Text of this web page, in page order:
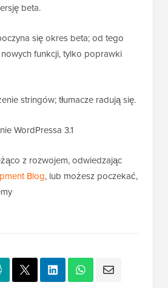
beta.
się okres beta; od tego
funkcji, tylko poprawki
stringów; tłumacze radują się.
WordPressa 3.1
z rozwojem, odwiedzając
Blog, lub możesz poczekać,